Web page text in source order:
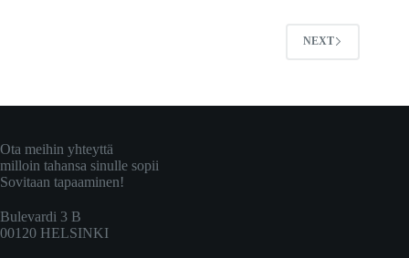
NEXT
Ota meihin yhteyttä
milloin tahansa sinulle sopii
Sovitaan tapaaminen!
Bulevardi 3 B
00120 HELSINKI